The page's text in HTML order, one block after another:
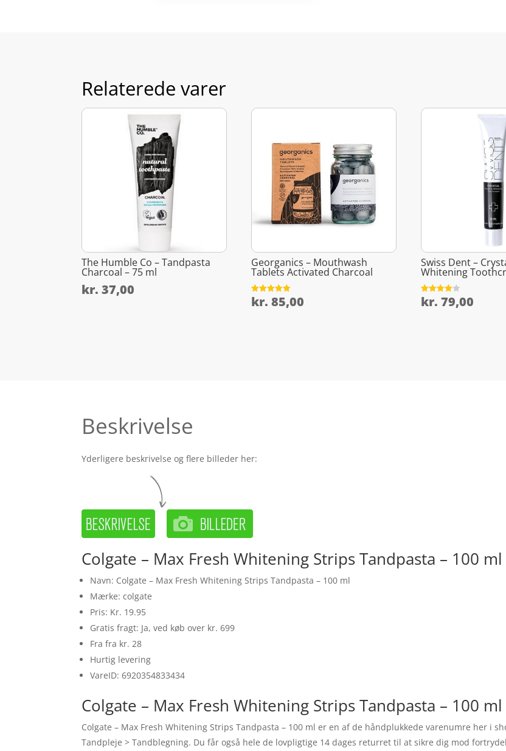
Relaterede varer
The Humble Co – Tandpasta
Charcoal – 75 ml
kr. 37,00
Georganics – Mouthwash
Tablets Activated Charcoal
Vurderet
4.9
kr. 85,00
Swiss Dent –
Whitening
Vurderet
4
kr. 79,00
Beskrivelse
Yderligere beskrivelse og flere billeder her:
Colgate – Max Fresh Whitening Strips Tandpasta – 100
Navn: Colgate – Max Fresh Whitening Strips Tandpasta – 100 ml
Mærke: colgate
Pris: Kr. 19.95
Gratis fragt: Ja, ved køb over kr. 699
Fra fra kr. 28
Hurtig levering
VareID: 6920354833434
Colgate – Max Fresh Whitening Strips Tandpasta – 100
Colgate – Max Fresh Whitening Strips Tandpasta – 100 ml er en af de håndplukkede varenumre her i
Tandpleje > Tandblegning. Du får også hele de lovpligtige 14 dages returret til at sikre dig mod